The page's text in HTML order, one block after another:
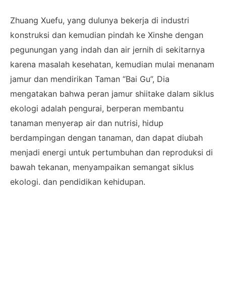
Zhuang Xuefu, yang dulunya bekerja di industri
konstruksi dan kemudian pindah ke Xinshe dengan
pegunungan yang indah dan air jernih di sekitarnya
karena masalah kesehatan, kemudian mulai menanam
jamur dan mendirikan Taman “Bai Gu”, Dia
mengatakan bahwa peran jamur shiitake dalam siklus
ekologi adalah pengurai, berperan membantu
tanaman menyerap air dan nutrisi, hidup
berdampingan dengan tanaman, dan dapat diubah
menjadi energi untuk pertumbuhan dan reproduksi di
bawah tekanan, menyampaikan semangat siklus
ekologi. dan pendidikan kehidupan.